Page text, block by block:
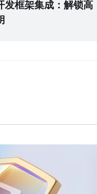
发框架集成：解锁高